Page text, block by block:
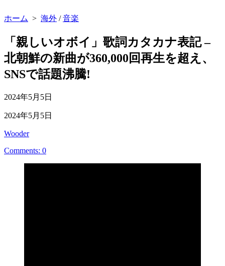
ホーム > 海外 /音楽
「親しいオボイ」歌詞カタカナ表記 –
北朝鮮の新曲が360,000回再生を超え、
SNSで話題沸騰!
公
日
2024年5月5日
最
更
新
日
2024年5月5日
投
者
Wooder
Comments: 0